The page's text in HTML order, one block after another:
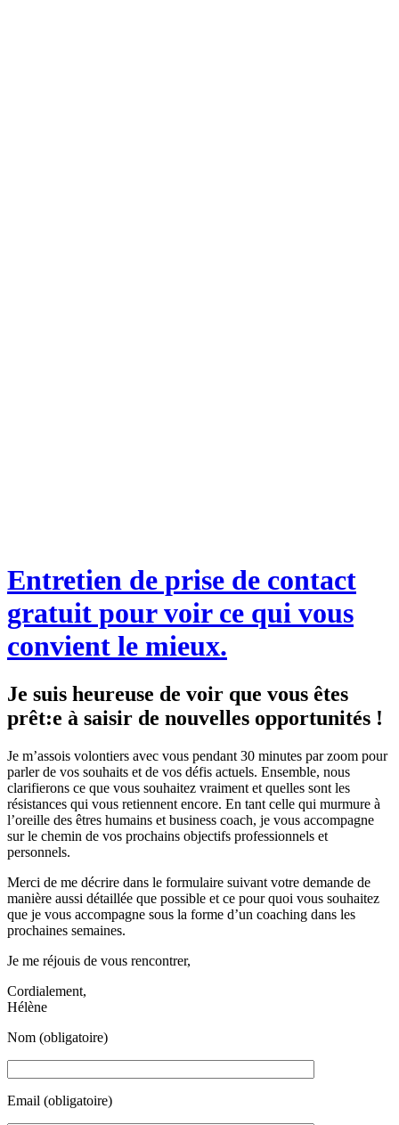
Entretien de prise de contact
gratuit pour voir ce qui vous
convient le mieux.
Je suis heureuse de voir que vous êtes
prêt:e à saisir de nouvelles opportunités !
Je m’assois volontiers avec vous pendant 30 minutes par zoom pour
parler de vos souhaits et de vos défis actuels. Ensemble, nous
clarifierons ce que vous souhaitez vraiment et quelles sont les
résistances qui vous retiennent encore. En tant celle qui murmure à
l’oreille des êtres humains et business coach, je vous accompagne
sur le chemin de vos prochains objectifs professionnels et
personnels.
Merci de me décrire dans le formulaire suivant votre demande de
manière aussi détaillée que possible et ce pour quoi vous souhaitez
que je vous accompagne sous la forme d’un coaching dans les
prochaines semaines.
Je me réjouis de vous rencontrer,
Cordialement,
Hélène
Nom (obligatoire)
Email (obligatoire)